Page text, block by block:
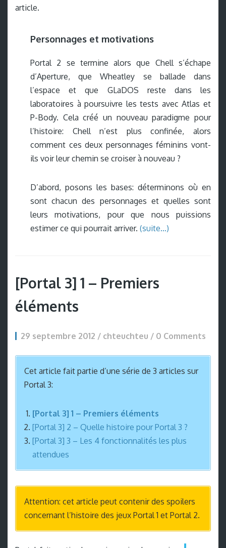
article.
Personnages et motivations
Portal 2 se termine alors que Chell s’échape
d’Aperture, que Wheatley se ballade dans
l’espace et que GLaDOS reste dans les
laboratoires à poursuivre les tests avec Atlas et
P-Body. Cela créé un nouveau paradigme pour
l’histoire: Chell n’est plus confinée, alors
comment ces deux personnages féminins vont-
ils voir leur chemin se croiser à nouveau ?
D’abord, posons les bases: déterminons où en
sont chacun des personnages et quelles sont
leurs motivations, pour que nous puissions
estimer ce qui pourrait arriver. (suite…)
[Portal 3] 1 – Premiers
éléments
29 septembre 2012 / chteuchteu / 0 Comments
Cet article fait partie d’une série de 3 articles sur
Portal 3:
[Portal 3] 1 – Premiers éléments
[Portal 3] 2 – Quelle histoire pour Portal 3 ?
[Portal 3] 3 – Les 4 fonctionnalités les plus
attendues
Attention: cet article peut contenir des spoilers
concernant l’histoire des jeux Portal 1 et Portal 2.